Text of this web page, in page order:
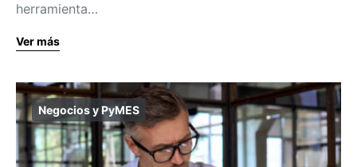
herramienta…
Ver más
Negocios y PyMES